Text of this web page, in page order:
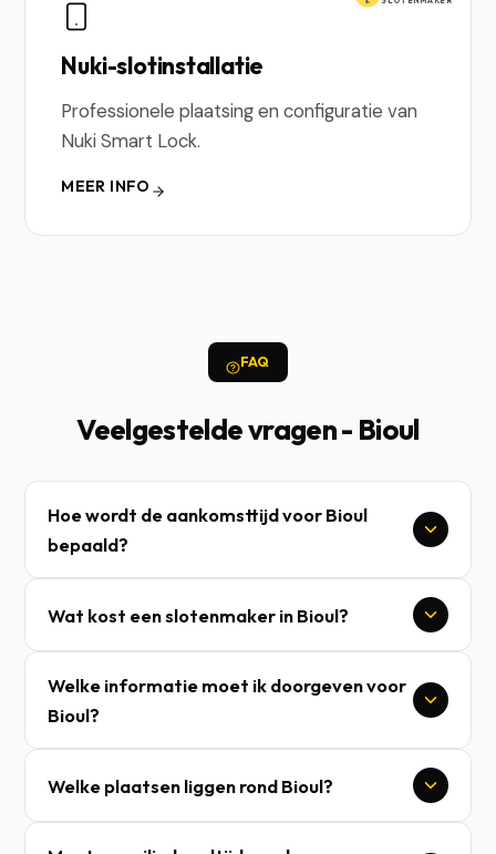
Nuki-slotinstallatie
Professionele plaatsing en configuratie van
Nuki Smart Lock.
MEER INFO
FAQ
Veelgestelde vragen - Bioul
Hoe wordt de aankomsttijd voor Bioul
bepaald?
Wat kost een slotenmaker in Bioul?
Welke informatie moet ik doorgeven voor
Bioul?
Welke plaatsen liggen rond Bioul?